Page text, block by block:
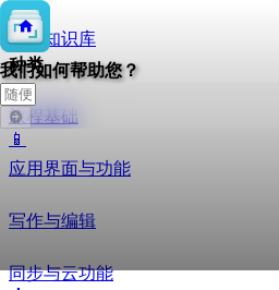
我们如何帮助您？
返回知识库
种类
旅程基础
📱
应用界面与功能
写作与编辑
同步与云功能